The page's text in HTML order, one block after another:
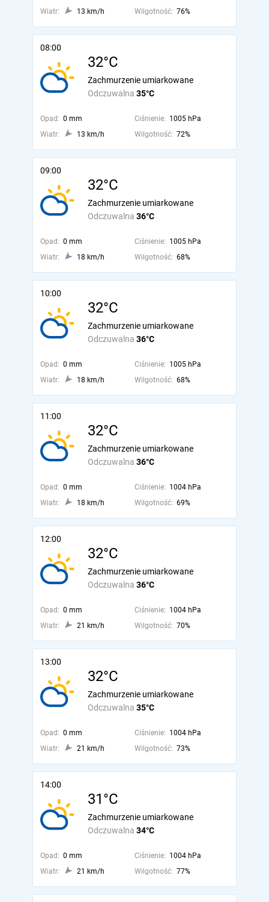
Wiatr: 13 km/h Wilgotność: 76%
08:00
32°C
Odczuwalna 35°C
Zachmurzenie umiarkowane
Opad: 0 mm Ciśnienie: 1005 hPa
Wiatr:
13 km/h Wilgotność: 72%
09:00
32°C
Odczuwalna 36°C
Zachmurzenie umiarkowane
Opad: 0 mm Ciśnienie: 1005 hPa
Wiatr:
18 km/h Wilgotność: 68%
10:00
32°C
Odczuwalna 36°C
Zachmurzenie umiarkowane
Opad: 0 mm Ciśnienie: 1005 hPa
Wiatr:
18 km/h Wilgotność: 68%
11:00
32°C
Odczuwalna 36°C
Zachmurzenie umiarkowane
Opad: 0 mm Ciśnienie: 1004 hPa
Wiatr:
18 km/h Wilgotność: 69%
12:00
32°C
Odczuwalna 36°C
Zachmurzenie umiarkowane
Opad: 0 mm Ciśnienie: 1004 hPa
Wiatr:
21 km/h Wilgotność: 70%
13:00
32°C
Odczuwalna 35°C
Zachmurzenie umiarkowane
Opad: 0 mm Ciśnienie: 1004 hPa
Wiatr:
21 km/h Wilgotność: 73%
14:00
31°C
Odczuwalna 34°C
Zachmurzenie umiarkowane
Opad: 0 mm Ciśnienie: 1004 hPa
Wiatr:
21 km/h Wilgotność: 77%